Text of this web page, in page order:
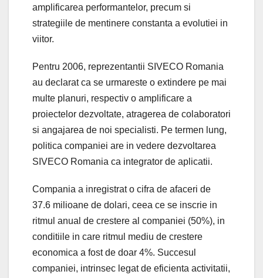
amplificarea performantelor, precum si
strategiile de mentinere constanta a evolutiei in
viitor.
Pentru 2006, reprezentantii SIVECO Romania
au declarat ca se urmareste o extindere pe mai
multe planuri, respectiv o amplificare a
proiectelor dezvoltate, atragerea de colaboratori
si angajarea de noi specialisti. Pe termen lung,
politica companiei are in vedere dezvoltarea
SIVECO Romania ca integrator de aplicatii.
Compania a inregistrat o cifra de afaceri de
37.6 milioane de dolari, ceea ce se inscrie in
ritmul anual de crestere al companiei (50%), in
conditiile in care ritmul mediu de crestere
economica a fost de doar 4%. Succesul
companiei, intrinsec legat de eficienta activitatii,